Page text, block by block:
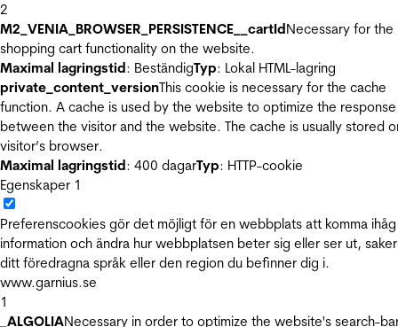
2
M2_VENIA_BROWSER_PERSISTENCE__cartIdNecessary for the
shopping cart functionality on the website.
Maximal lagringstid: BeständigTyp: Lokal HTML-lagring
private_content_versionThis cookie is necessary for the cache
function. A cache is used by the website to optimize the
between the visitor and the website. The cache is usually stored
visitor’s browser.
Maximal lagringstid: 400 dagarTyp: HTTP-cookie
Egenskaper 1
Preferenscookies gör det möjligt för en webbplats att komma ihåg
information och ändra hur webbplatsen beter sig eller ser ut,
ditt föredragna språk eller den region du befinner dig i.
www.garnius.se
1
_ALGOLIANecessary in order to optimize the website's search-